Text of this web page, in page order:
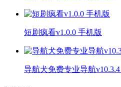
短剧疯看v1.0.0 手机版
导航犬免费专业导航